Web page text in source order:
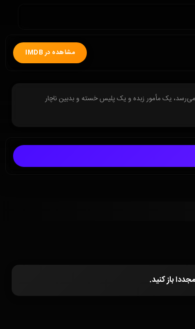
مشاهده در IMDB
یک مأمور زبده و یک پلیس خسته و بدبین ناچار